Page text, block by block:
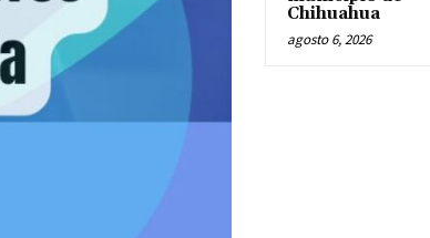
Chihuahua
agosto 6, 2026